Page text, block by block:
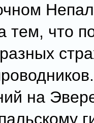
тем, что
на